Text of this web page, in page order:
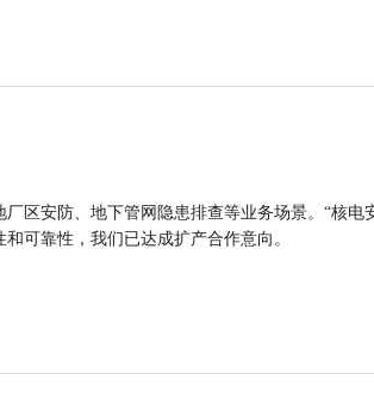
区安防、地下管网隐患排查等业务场景。“核电
可靠性，我们已达成扩产合作意向。